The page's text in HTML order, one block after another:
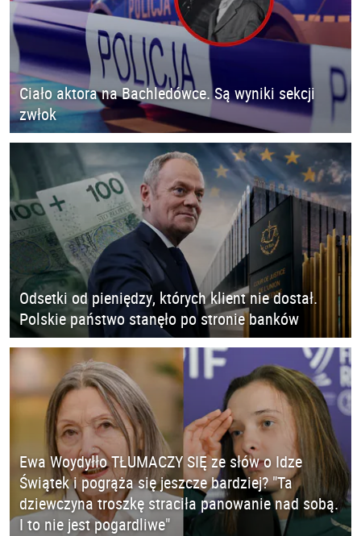
Ciało aktora na Bachledówce. Są wyniki sekcji
zwłok
Odsetki od pieniędzy, których klient nie dostał.
Polskie państwo stanęło po stronie banków
Ewa Woydyłło TŁUMACZY SIĘ ze słów o Idze
Świątek i pogrąża się jeszcze bardziej? "Ta
dziewczyna troszkę straciła panowanie nad sobą.
I to nie jest pogardliwe"